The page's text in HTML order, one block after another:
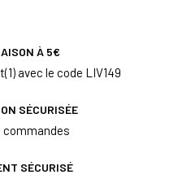
À 5€
avec le code LIV149
SÉCURISÉE
commandes
SÉCURISÉ